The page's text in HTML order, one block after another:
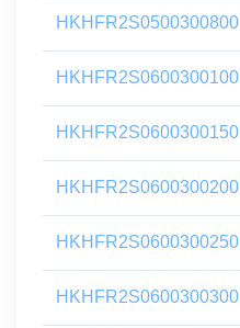
HKHFR2S0500300800
HKHFR2S0600300100
HKHFR2S0600300150
HKHFR2S0600300200
HKHFR2S0600300250
HKHFR2S0600300300